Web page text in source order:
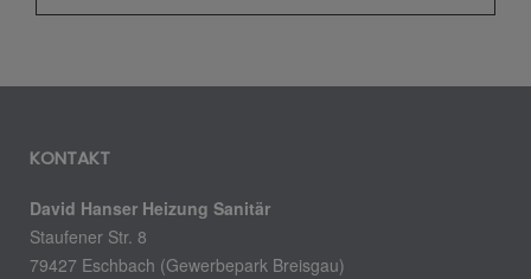
KONTAKT
David Hanser Heizung Sanitär
Staufener Str. 8
79427 Eschbach (Gewerbepark Breisgau)